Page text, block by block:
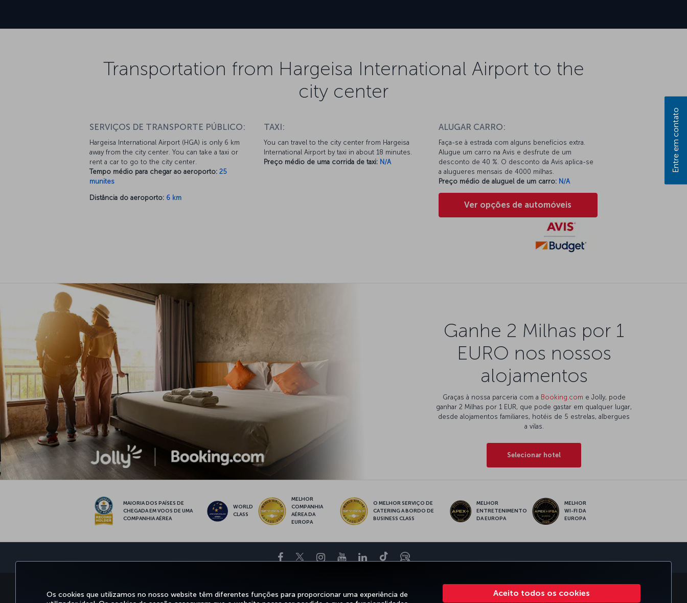
Os cookies que utilizamos no nosso website têm diferentes funções para proporcionar uma experiência de
Aceito todos os cookies
Transportation from Hargeisa International Airport to the
city center
SERVIÇOS DE TRANSPORTE PÚBLICO:
Hargeisa International Airport (HGA) is only 6 km
away from the city center. You can take a taxi or
rent a car to go to the city center.
Tempo médio para chegar ao aeroporto: 25
munites
Distância do aeroporto: 6 km
TAXI:
You can travel to the city center from Hargeisa
International Airport by taxi in about 18 minutes.
Preço médio de uma corrida de taxi: N/A
ALUGAR CARRO:
Faça-se à estrada com alguns benefícios extra.
Alugue um carro na Avis e desfrute de um
desconto de 40 %. O desconto da Avis aplica-se
a alugueres mensais de 4000 milhas.
Preço médio de aluguel de um carro: N/A
Ver opções de automóveis
Ganhe 2 Milhas por 1
EURO nos nossos
alojamentos
Graças à nossa parceria com a Booking.com e Jolly, pode
ganhar 2 Milhas por 1 EUR, que pode gastar em qualquer lugar,
desde alojamentos familiares, hotéis de 5 estrelas, albergues
a vilas.
Selecionar hotel
MAIORIA DOS PAÍSES DE
CHEGADA EM VOOS DE UMA
COMPANHIA AÉREA
WORLD
CLASS
MELHOR
COMPANHIA
AÉREA DA
EUROPA
O MELHOR SERVIÇO DE
CATERING A BORDO DE
BUSINESS CLASS
MELHOR
ENTRETENIMENTO
DA EUROPA
MELHOR
WI-FI DA
EUROPA
Facebook
TwitterInstagram
YouTubeLinkedIn
TiktokBlogue
RESERVAR&GERIR EXPERIENCIE OFERTAS&DESTINOS MILES&SMILES TURKISH AIRLINES
Entre em contato